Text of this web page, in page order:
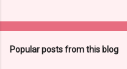
Popular posts from this blog